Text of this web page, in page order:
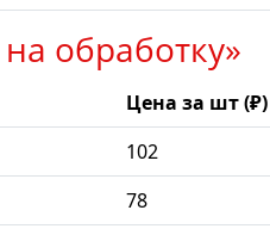
обработку»
Цена за шт (₽)
102
78